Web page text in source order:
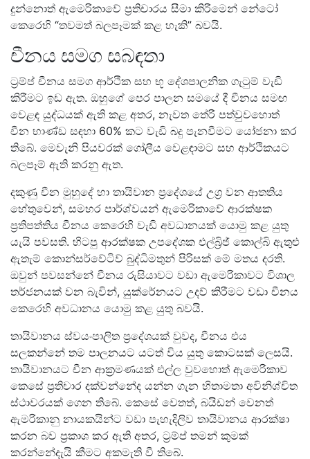
දුන්නොත් ඇමෙරිකාවේ ප්‍රතිචාරය සීමා කිරීමෙන් නේටෝ
කෙරෙහි “තවමත් බලපෑමක් කළ හැකි” බවයි.
චීනය සමග සබඳතා
ට්‍රම්ප් චීනය සමග ආර්ථික සහ භූ දේශපාලනික ගැටුම් වැඩි
කිරීමට ඉඩ ඇත. ඔහුගේ පෙර පාලන සමයේ දී චීනය සමඟ
වෙළඳ යුද්ධයක් ඇති කළ අතර, නැවත තේරී පත්වුවහොත්
චීන භාණ්ඩ සඳහා 60% කට වැඩි බදු පැනවීමට යෝජනා කර
තිබේ. මෙවැනි පියවරක් ගෝලීය වෙළඳාමට සහ ආර්ථිකයට
බලපෑම් ඇති කරනු ඇත.
දකුණු චීන මුහුදේ හා තායිවාන ප්‍රදේශයේ උග්‍ර වන ආතතිය
හේතුවෙන්, සමහර පාර්ශ්වයන් ඇමෙරිකාවේ ආරක්ෂක
ප්‍රතිපත්තිය චීනය කෙරෙහි වැඩි අවධානයක් යොමු කළ යුතු
යැයි පවසති. හිටපු ආරක්ෂක උපදේශක එල්බ්‍රිජ් කොල්බි ඇතුළු
ඇතැම් කොන්සර්වේටිව් බුද්ධිමතුන් පිරිසක් මේ මතය දරති.
ඔවුන් පවසන්නේ චීනය රුසියාවට වඩා ඇමෙරිකාවට විශාල
තර්ජනයක් වන බැවින්, යුක්රේනයට උදව් කිරීමට වඩා චීනය
කෙරෙහි අවධානය යොමු කළ යුතු බවයි.
තායිවානය ස්වයංපාලිත ප්‍රදේශයක් වුවද, චීනය එය
සලකන්නේ තම පාලනයට යටත් විය යුතු කොටසක් ලෙසයි.
තායිවානයට චීන ආක්‍රමණයක් එල්ල වුවහොත් ඇමෙරිකාව
කෙසේ ප්‍රතිචාර දක්වන්නේද යන්න ගැන හිතාමතා අවිනිශ්චිත
ස්ථාවරයක් ගෙන තිබේ. කෙසේ වෙතත්, බයිඩන් වෙනත්
ඇමරිකානු නායකයින්ට වඩා පැහැදිලිව තායිවානය ආරක්ෂා
කරන බව ප්‍රකාශ කර ඇති අතර, ට්‍රම්ප් තමන් කුමක්
කරන්නේදැයි කීමට අකමැති වී තිබේ.